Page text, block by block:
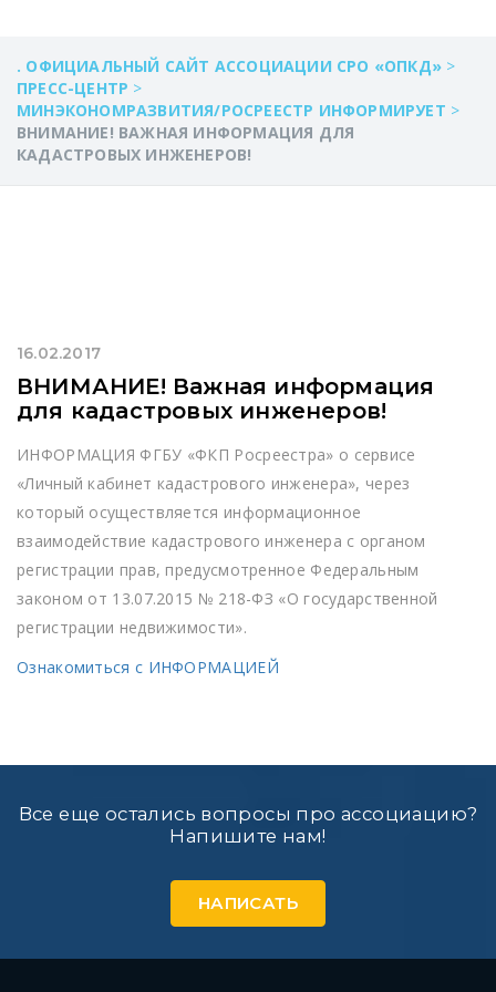
. ОФИЦИАЛЬНЫЙ САЙТ АССОЦИАЦИИ СРО «ОПКД» >
ПРЕСС-ЦЕНТР >
МИНЭКОНОМРАЗВИТИЯ/РОСРЕЕСТР ИНФОРМИРУЕТ >
ВНИМАНИЕ! ВАЖНАЯ ИНФОРМАЦИЯ ДЛЯ
КАДАСТРОВЫХ ИНЖЕНЕРОВ!
16.02.2017
ВНИМАНИЕ! Важная информация
для кадастровых инженеров!
ИНФОРМАЦИЯ ФГБУ «ФКП Росреестра» о сервисе
«Личный кабинет кадастрового инженера», через
который осуществляется информационное
взаимодействие кадастрового инженера с органом
регистрации прав, предусмотренное Федеральным
законом от 13.07.2015 № 218-ФЗ «О государственной
регистрации недвижимости».
Ознакомиться с ИНФОРМАЦИЕЙ
Все еще остались вопросы про ассоциацию?
Напишите нам!
НАПИСАТЬ